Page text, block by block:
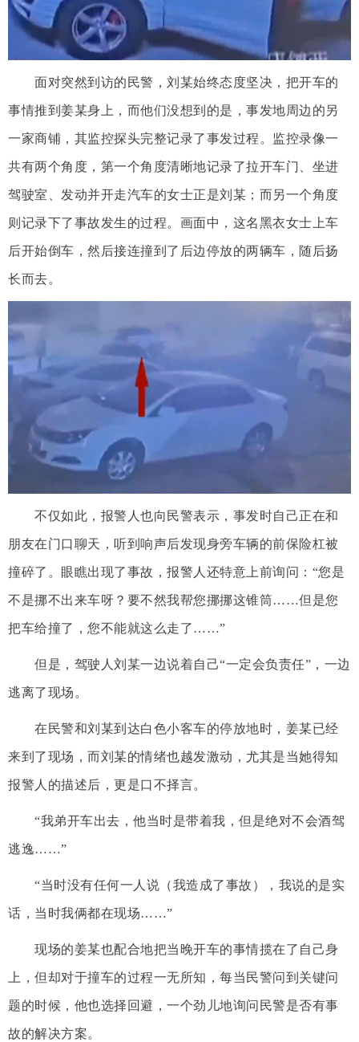
面对突然到访的民警，刘某始终态度坚决，把开车的
事情推到姜某身上，而他们没想到的是，事发地周边的另
一家商铺，其监控探头完整记录了事发过程。监控录像一
共有两个角度，第一个角度清晰地记录了拉开车门、坐进
驾驶室、发动并开走汽车的女士正是刘某；而另一个角度
则记录下了事故发生的过程。画面中，这名黑衣女士上车
后开始倒车，然后接连撞到了后边停放的两辆车，随后扬
长而去。
不仅如此，报警人也向民警表示，事发时自己正在和
朋友在门口聊天，听到响声后发现身旁车辆的前保险杠被
撞碎了。眼瞧出现了事故，报警人还特意上前询问：“您是
不是挪不出来车呀？要不然我帮您挪挪这锥筒……但是您
把车给撞了，您不能就这么走了……”
但是，驾驶人刘某一边说着自己“一定会负责任”，一边
逃离了现场。
在民警和刘某到达白色小客车的停放地时，姜某已经
来到了现场，而刘某的情绪也越发激动，尤其是当她得知
报警人的描述后，更是口不择言。
“我弟开车出去，他当时是带着我，但是绝对不会酒驾
逃逸……”
“当时没有任何一人说（我造成了事故），我说的是实
话，当时我俩都在现场……”
现场的姜某也配合地把当晚开车的事情揽在了自己身
上，但却对于撞车的过程一无所知，每当民警问到关键问
题的时候，他也选择回避，一个劲儿地询问民警是否有事
故的解决方案。